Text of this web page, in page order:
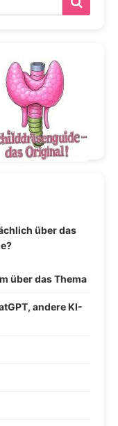
über das
über das Thema
andere KI-